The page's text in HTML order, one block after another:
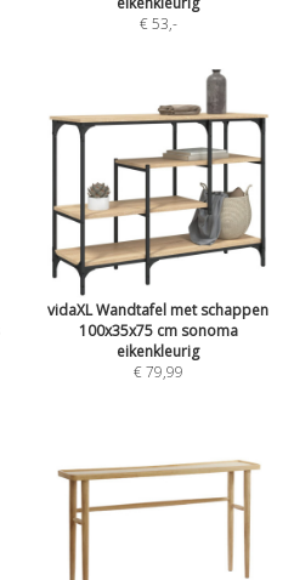
€ 53,-
vidaXL Wandtafel met schappen
100x35x75 cm sonoma
eikenkleurig
€ 79,99